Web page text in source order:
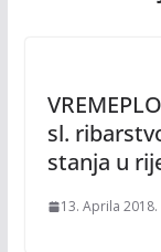
sl.
stanja u
13. Aprila 2018.